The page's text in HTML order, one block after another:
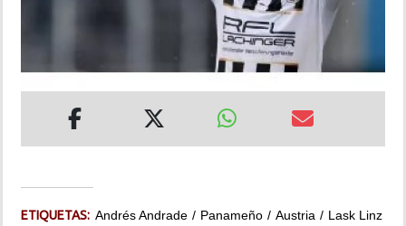
ETIQUETAS: Andrés Andrade Panameño Austria
Lask Linz